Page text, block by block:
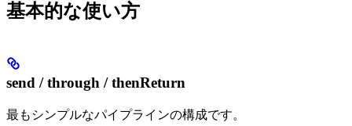
基本的な使い方
send / through / thenReturn
最もシンプルなパイプラインの構成です。